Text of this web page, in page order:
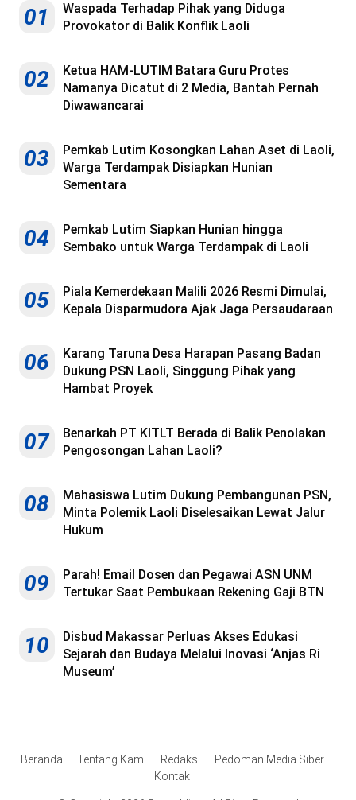
01
Waspada Terhadap Pihak yang Diduga
Provokator di Balik Konflik Laoli
02
Ketua HAM-LUTIM Batara Guru Protes
Namanya Dicatut di 2 Media, Bantah Pernah
Diwawancarai
03
Pemkab Lutim Kosongkan Lahan Aset di Laoli,
Warga Terdampak Disiapkan Hunian
Sementara
04
Pemkab Lutim Siapkan Hunian hingga
Sembako untuk Warga Terdampak di Laoli
05
Piala Kemerdekaan Malili 2026 Resmi Dimulai,
Kepala Disparmudora Ajak Jaga Persaudaraan
06
Karang Taruna Desa Harapan Pasang Badan
Dukung PSN Laoli, Singgung Pihak yang
Hambat Proyek
07
Benarkah PT KITLT Berada di Balik Penolakan
Pengosongan Lahan Laoli?
08
Mahasiswa Lutim Dukung Pembangunan PSN,
Minta Polemik Laoli Diselesaikan Lewat Jalur
Hukum
09
Parah! Email Dosen dan Pegawai ASN UNM
Tertukar Saat Pembukaan Rekening Gaji BTN
10
Disbud Makassar Perluas Akses Edukasi
Sejarah dan Budaya Melalui Inovasi ‘Anjas Ri
Museum’
Beranda Tentang Kami Redaksi
Pedoman Media Siber
Kontak